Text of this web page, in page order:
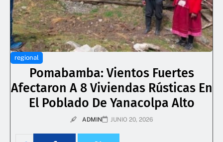
regional
Pomabamba: Vientos Fuertes
Afectaron A 8 Viviendas Rústicas En
El Poblado De Yanacolpa Alto
ADMIN JUNIO 20, 2026